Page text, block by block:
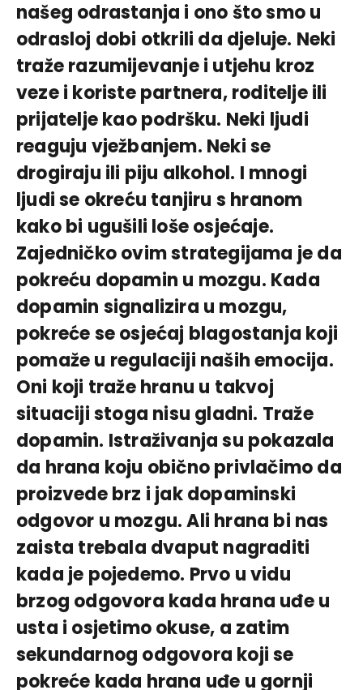
našeg odrastanja i ono što smo u
odrasloj dobi otkrili da djeluje. Neki
traže razumijevanje i utjehu kroz
veze i koriste partnera, roditelje ili
prijatelje kao podršku. Neki ljudi
reaguju vježbanjem. Neki se
drogiraju ili piju alkohol. I mnogi
ljudi se okreću tanjiru s hranom
kako bi ugušili loše osjećaje.
Zajedničko ovim strategijama je da
pokreću dopamin u mozgu. Kada
dopamin signalizira u mozgu,
pokreće se osjećaj blagostanja koji
pomaže u regulaciji naših emocija.
Oni koji traže hranu u takvoj
situaciji stoga nisu gladni. Traže
dopamin. Istraživanja su pokazala
da hrana koju obično privlačimo da
proizvede brz i jak dopaminski
odgovor u mozgu. Ali hrana bi nas
zaista trebala dvaput nagraditi
kada je pojedemo. Prvo u vidu
brzog odgovora kada hrana uđe u
usta i osjetimo okuse, a zatim
sekundarnog odgovora koji se
pokreće kada hrana uđe u gornji